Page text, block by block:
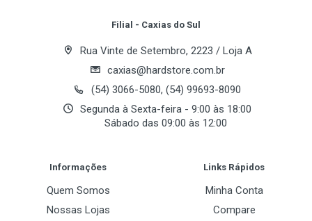
Filial - Caxias do Sul
Rua Vinte de Setembro, 2223 / Loja A
caxias@hardstore.com.br
(54) 3066-5080, (54) 99693-8090
Segunda à Sexta-feira - 9:00 às 18:00
Sábado das 09:00 às 12:00
Informações
Quem Somos
Nossas Lojas
Links Rápidos
Minha Conta
Compare